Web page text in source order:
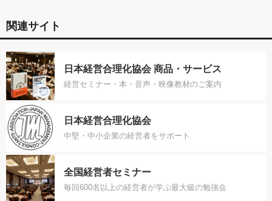
関連サイト
日本経営合理化協会 商品・サービス
経営セミナー・本・音声・映像教材のご案内
日本経営合理化協会
中堅・中小企業の経営者をサポート
全国経営者セミナー
毎回600名以上の経営者が学ぶ最大級の勉強会